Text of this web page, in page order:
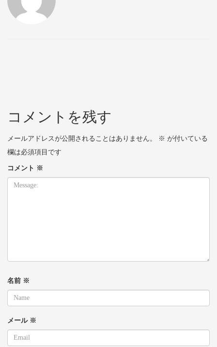
コメントを残す
メールアドレスが公開されることはありません。 ※ が付いている
欄は必須項目です
コメント ※
名前 ※
メール ※